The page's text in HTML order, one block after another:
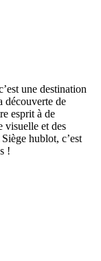
une destination
découverte de
esprit à de
visuelle et des
hublot, c’est
!